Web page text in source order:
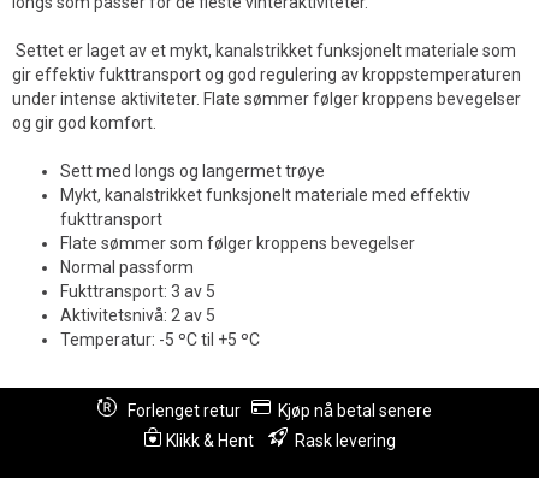
Settet er laget av et mykt, kanalstrikket funksjonelt materiale som
gir effektiv fukttransport og god regulering av kroppstemperaturen
under intense aktiviteter. Flate sømmer følger kroppens bevegelser
og gir god komfort.
Sett med longs og langermet trøye
Mykt, kanalstrikket funksjonelt materiale med effektiv
fukttransport
Flate sømmer som følger kroppens bevegelser
Normal passform
Fukttransport: 3 av 5
Aktivitetsnivå: 2 av 5
Temperatur: -5 ºC til +5 ºC
Forlenget retur
Kjøp nå betal senere
Klikk & Hent
Rask levering